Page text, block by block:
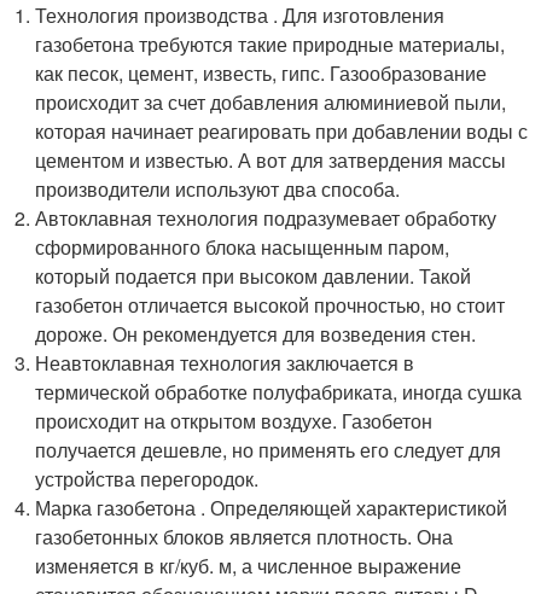
Технология производства . Для изготовления
газобетона требуются такие природные материалы,
как песок, цемент, известь, гипс. Газообразование
происходит за счет добавления алюминиевой пыли,
которая начинает реагировать при добавлении воды с
цементом и известью. А вот для затвердения массы
производители используют два способа.
Автоклавная технология подразумевает обработку
сформированного блока насыщенным паром,
который подается при высоком давлении. Такой
газобетон отличается высокой прочностью, но стоит
дороже. Он рекомендуется для возведения стен.
Неавтоклавная технология заключается в
термической обработке полуфабриката, иногда сушка
происходит на открытом воздухе. Газобетон
получается дешевле, но применять его следует для
устройства перегородок.
Марка газобетона . Определяющей характеристикой
газобетонных блоков является плотность. Она
изменяется в кг/куб. м, а численное выражение